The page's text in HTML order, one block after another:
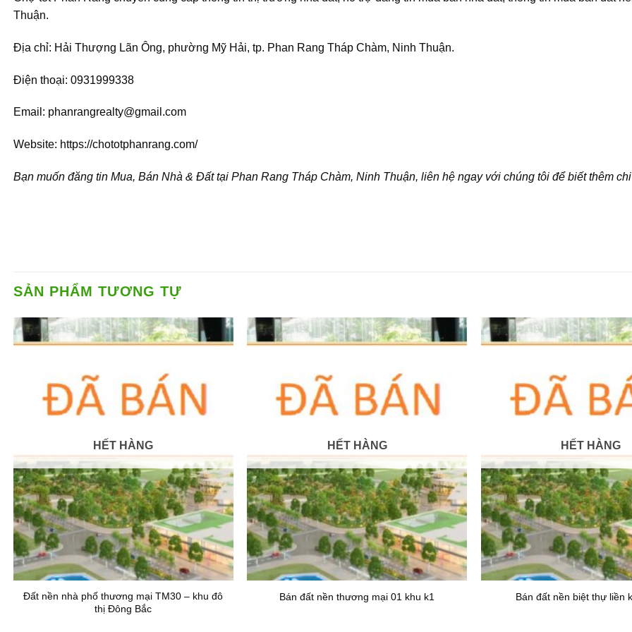
Thuận.
Địa chỉ: Hải Thượng Lãn Ông, phường Mỹ Hải, tp. Phan Rang Tháp Chàm, Ninh Thuận.
Điện thoại: 0931999338
Email: phanrangrealty@gmail.com
Website: https://chototphanrang.com/
Bạn muốn đăng tin Mua, Bán Nhà & Đất tại Phan Rang Tháp Chàm, Ninh Thuận, liên hệ ngay với chúng tôi để biết thêm
SẢN PHẨM TƯƠNG TỰ
HẾT HÀNG
Đất nền nhà phố thương mại TM30 – khu đô
thị Đông Bắc
HẾT HÀNG
Bán đất nền thương mại 01 khu k1
HẾT HÀNG
Bán đất nền biệt thự liền